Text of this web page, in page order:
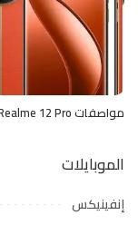
مواصفات Realme 12 Pro+
الموبايلات
إنفينيكس